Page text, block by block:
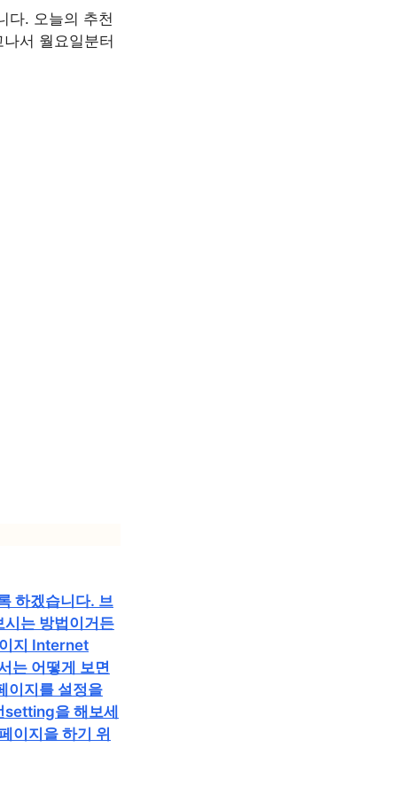
다. 오늘의 추천
서 월요일분터
하겠습니다. 브
는 방법이거든
지 Internet
는 어떻게 보면
이지를 설정을
setting을 해보세
이지을 하기 위